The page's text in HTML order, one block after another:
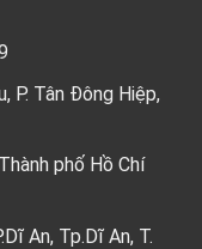
P. Tân Đông Hiệp,
phố Hồ Chí
An, Tp.Dĩ An, T.